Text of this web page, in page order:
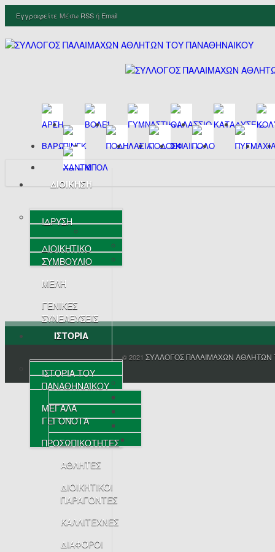
Εγγραφείτε Μέσω RSSή Email
ΔΙΟΙΚΗΣΗ
ΙΔΡΥΣΗ
ΔΙΟΙΚΗΤΙΚΟ
ΣΥΜΒΟΥΛΙΟ
ΜΕΛΗ
ΓΕΝΙΚΕΣ
ΣΥΝΕΛΕΥΣΕΙΣ
ΙΣΤΟΡΙΑ
ΙΣΤΟΡΙΑ ΤΟΥ
ΠΑΝΑΘΗΝΑΪΚΟΥ
ΜΕΓΑΛΑ
ΓΕΓΟΝΟΤΑ
ΠΡΟΣΩΠΙΚΟΤΗΤΕΣ
ΑΘΛΗΤΕΣ
ΔΙΟΙΚΗΤΙΚΟΙ
ΠΑΡΑΓΟΝΤΕΣ
ΚΑΛΛΙΤΕΧΝΕΣ
ΔΙΑΦΟΡΟΙ
© 2021 ΣΥΛΛΟΓΟΣ ΠΑΛΑΙΜΑΧΩΝ ΑΘΛΗΤΩΝ